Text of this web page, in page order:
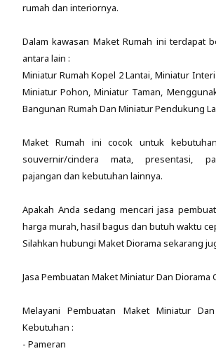
rumah dan interiornya.
Dalam kawasan Maket Rumah ini terdapat
antara lain :
Miniatur Rumah Kopel 2 Lantai, Miniatur
Miniatur Pohon, Miniatur Taman,
Bangunan Rumah Dan Miniatur Pendukung
Maket Rumah ini cocok untuk
souvernir/cindera mata, presentasi,
pajangan dan kebutuhan lainnya.
Apakah Anda sedang mencari jasa
harga murah, hasil bagus dan butuh waktu
Silahkan hubungi Maket Diorama sekarang
Jasa Pembuatan Maket Miniatur Dan Diorama
Melayani Pembuatan Maket Miniatur
Kebutuhan :
- Pameran